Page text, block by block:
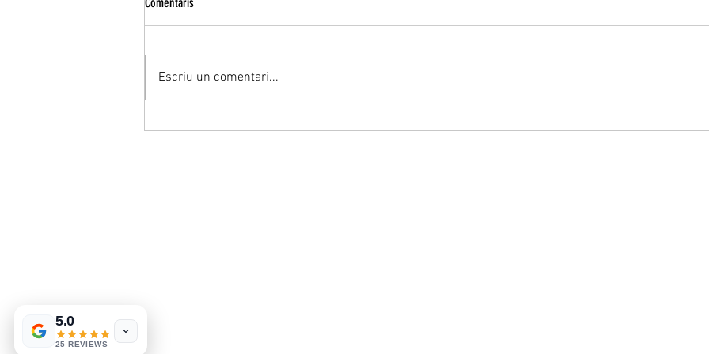
Escriu un comentari...
5.0
25 REVIEWS